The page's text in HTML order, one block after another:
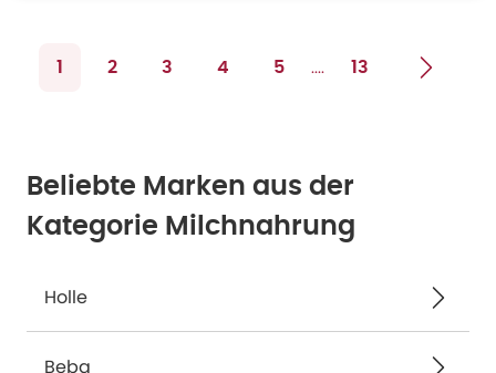
1 2 3 4 5 .... 13
Beliebte Marken aus der
Kategorie Milchnahrung
Holle
Beba